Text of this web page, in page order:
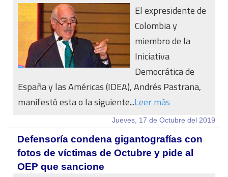
El expresidente de
Colombia y
miembro de la
Iniciativa
Democrática de
España y las Américas (IDEA), Andrés Pastrana,
manifestó esta o la siguiente...Leer más
Jueves, 17 de Octubre del 2019
Defensoría condena gigantografías con
fotos de víctimas de Octubre y pide al
OEP que sancione